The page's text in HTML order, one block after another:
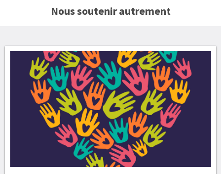
Nous soutenir autrement